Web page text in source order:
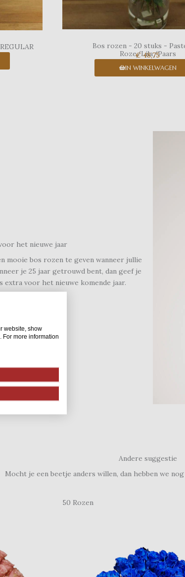
Bos rozen - 20 stuks -
Roze/Lila/Paars
€ 48,75
IN WINKELWAGEN
het nieuwe jaar
mooie bos rozen te geven wanneer jullie
je 25 jaar getrouwd bent, dan geef je
extra voor het nieuwe komende jaar.
Andere suggestie
Mocht je een beetje anders willen, dan hebben we
50 Rozen
website, show
For more information